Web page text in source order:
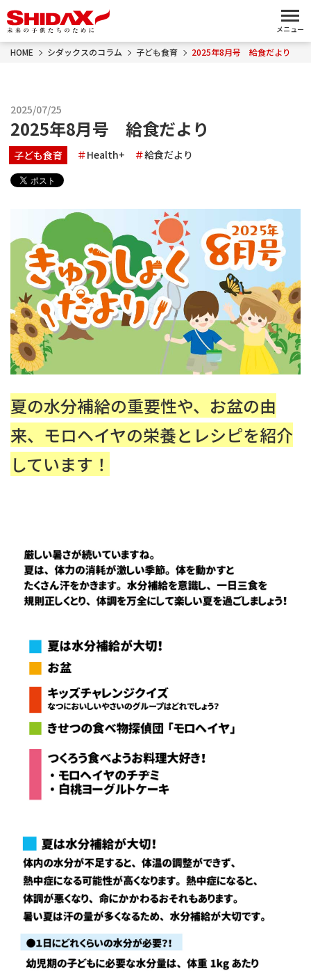
メニュー
HOME シダックスのコラム 子ども食育 2025年8月号 給食だより
2025/07/25
2025年8月号 給食だより
子ども食育 Health+ 給食だより
夏の水分補給の重要性や、お盆の由
来、モロヘイヤの栄養とレシピを紹介
しています！